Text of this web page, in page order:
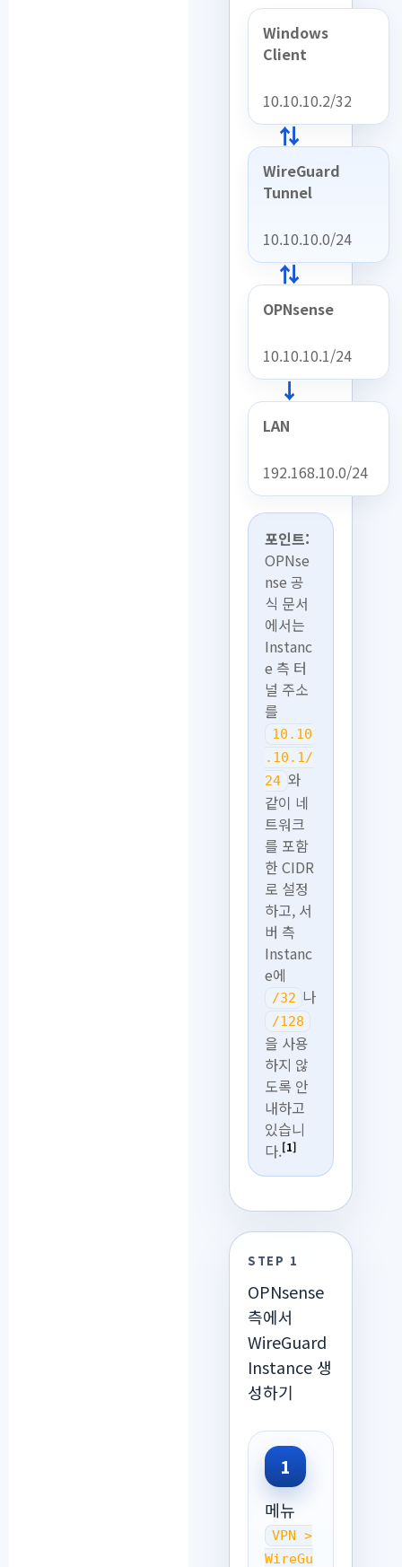
Windows
Client
10.10.10.2/32
⇄
WireGuard
Tunnel
10.10.10.0/24
⇄
OPNsense
10.10.10.1/24
→
LAN
192.168.10.0/24
포인트:
OPNse
nse 공
식 문서
에서는
Instanc
e 측 터
널 주소
를
10.10
.10.1/
24 와
같이 네
트워크
를 포함
한 CIDR
로 설정
하고, 서
버 측
Instanc
e에
/32 나
/128
을 사용
하지 않
도록 안
내하고
있습니
다.[1]
STEP 1
OPNsense
측에서
WireGuard
Instance 생
성하기
1
메뉴
VPN >
WireGu